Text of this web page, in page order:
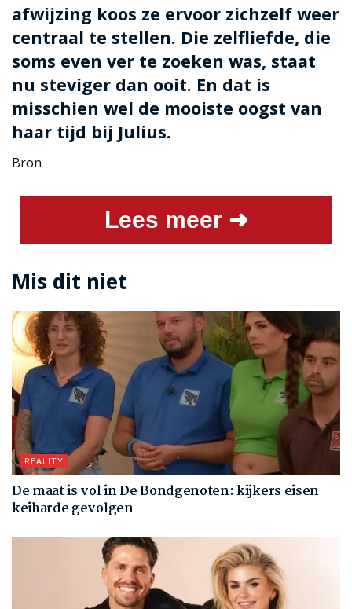
afwijzing koos ze ervoor zichzelf weer
centraal te stellen. Die zelfliefde, die
soms even ver te zoeken was, staat
nu steviger dan ooit. En dat is
misschien wel de mooiste oogst van
haar tijd bij Julius.
Bron
Lees meer ➜
Mis dit niet
REALITY
De maat is vol in De Bondgenoten: kijkers eisen
keiharde gevolgen